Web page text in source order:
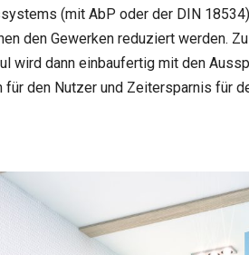
(mit AbP oder der DIN
den Gewerken reduziert werden.
wird dann einbaufertig mit den
den Nutzer und Zeitersparnis für